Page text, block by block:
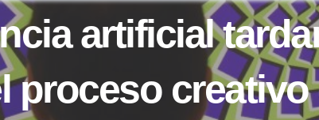
artificial
proceso creativo